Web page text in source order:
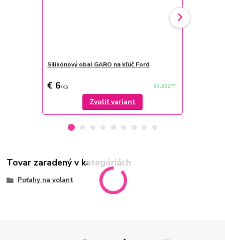
Silikónový obal GARO na kľúč Ford
€ 6/ks skladom
Zvoliť variant
Tovar zaradený v kategóriách
Poťahy na volant